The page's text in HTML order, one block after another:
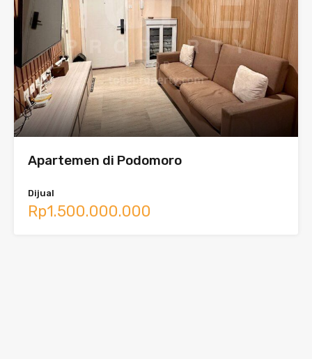
Apartemen di Podomoro
Dijual
Rp1.500.000.000